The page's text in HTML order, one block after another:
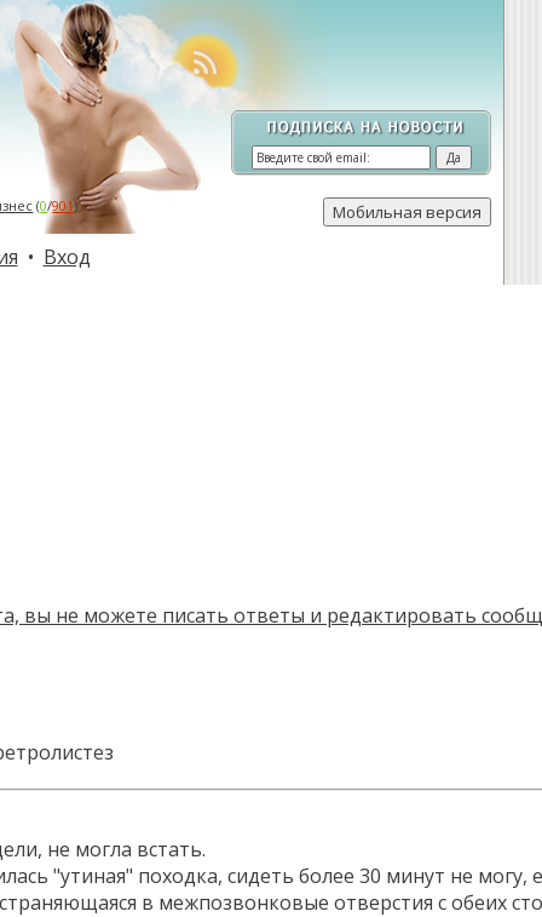
(0/901)
• Вход
не могла встать.
"утиная" походка, сидеть более 30 минут не
в межпозвонковые отверстия с обеих